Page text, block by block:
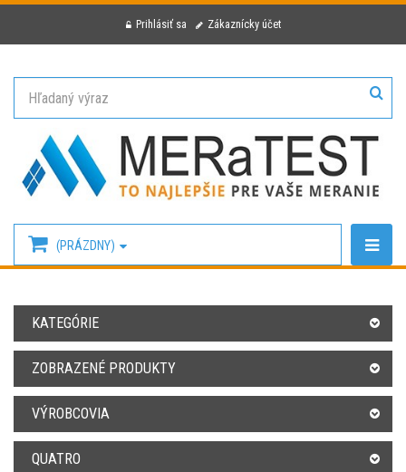
Prihlásiť sa Zákaznícky účet
(PRÁZDNY)
KATEGÓRIE
ZOBRAZENÉ PRODUKTY
VÝROBCOVIA
QUATRO